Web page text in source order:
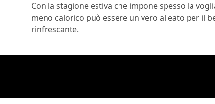
Con la stagione estiva che impone spesso la
meno calorico può essere un vero alleato per il
rinfrescante.